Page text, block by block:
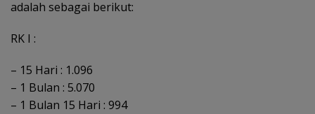
adalah sebagai berikut:
RK I :
– 15 Hari : 1.096
– 1 Bulan : 5.070
– 1 Bulan 15 Hari : 994